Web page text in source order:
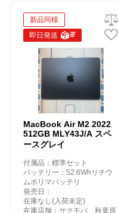
新品同様
即日発送
MacBook Air M2 2022
512GB MLY43J/A スペ
ースグレイ
付属品：標準セット
バッテリー：52.6Whリチウ
ムポリマバッテリ
発売日：
在庫なし(入荷未定)
在庫店舗：サクモバ 秋葉原